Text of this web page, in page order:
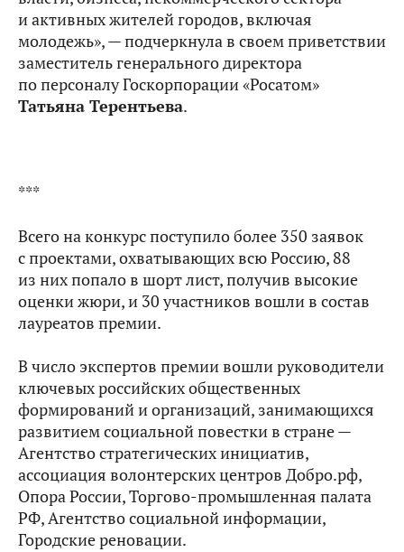
и активных жителей городов, включая
молодежь», — подчеркнула в своем приветствии
заместитель генерального директора
по персоналу Госкорпорации «Росатом»
Татьяна Терентьева.
***
Всего на конкурс поступило более 350 заявок
с проектами, охватывающих всю Россию, 88
из них попало в шорт лист, получив высокие
оценки жюри, и 30 участников вошли в состав
лауреатов премии.
В число экспертов премии вошли руководители
ключевых российских общественных
формирований и организаций, занимающихся
развитием социальной повестки в стране —
Агентство стратегических инициатив,
ассоциация волонтерских центров Добро.рф,
Опора России, Торгово-промышленная палата
РФ, Агентство социальной информации,
Городские реновации.